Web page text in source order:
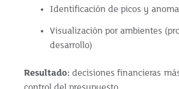
Identificación de picos y
Visualización por ambientes
desarrollo)
Resultado: decisiones financieras